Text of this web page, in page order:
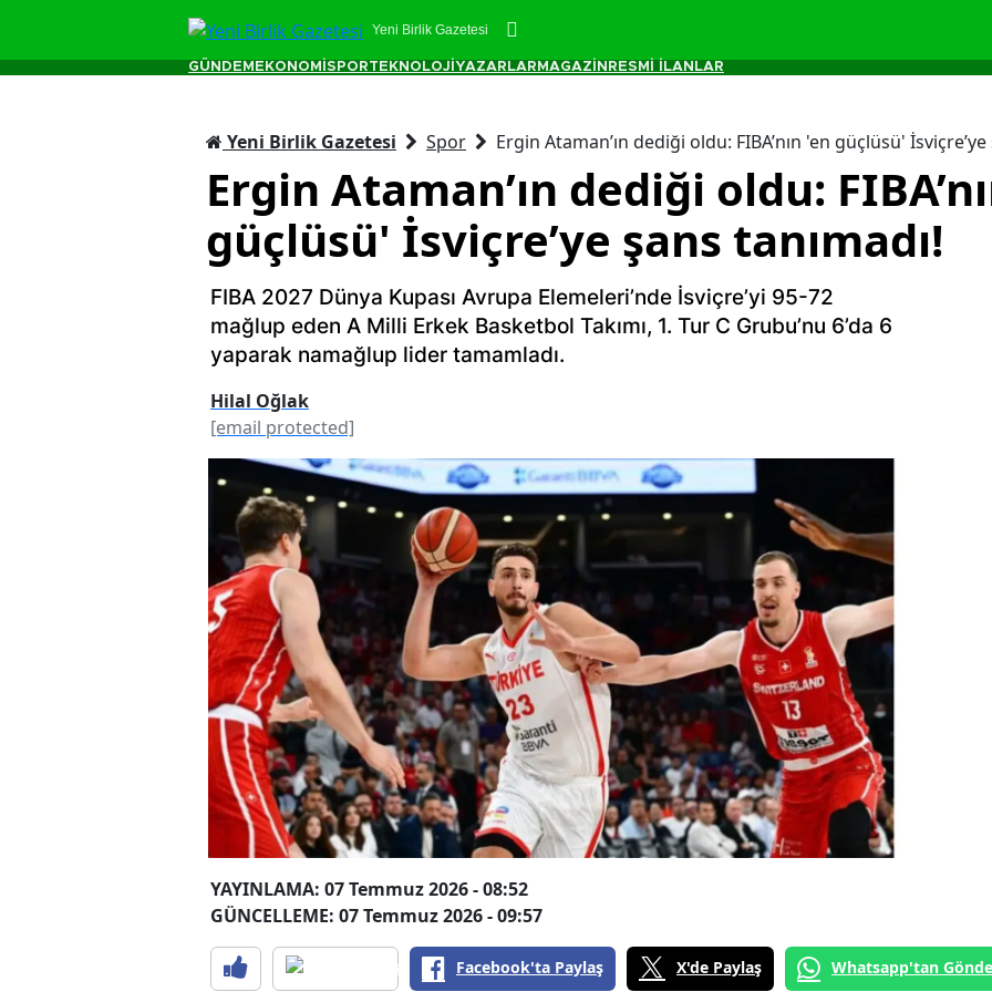
Yeni Birlik Gazetesi
GÜNDEM EKONOMİ SPORTEKNOLOJİ YAZARLAR MAGAZİN RESMİ İLANLAR
Yeni Birlik Gazetesi Spor Ergin Ataman’ın dediği oldu: FIBA’nın 'en güçlüsü' İsviçre’ye
Ergin Ataman’ın dediği oldu:
güçlüsü' İsviçre’ye şans tanımadı!
FIBA 2027 Dünya Kupası Avrupa Elemeleri’nde İsviçre’yi 95-72
mağlup eden A Milli Erkek Basketbol Takımı, 1. Tur C Grubu’nu 6’da 6
yaparak namağlup lider tamamladı.
Hilal Oğlak
[email protected]
YAYINLAMA: 07 Temmuz 2026 - 08:52
GÜNCELLEME: 07 Temmuz 2026 - 09:57
Facebook'ta Paylaş X'de Paylaş Whatsapp'tan